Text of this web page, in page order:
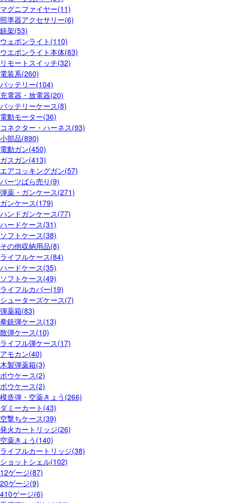
マグニファイヤー(11)
照準器アクセサリー(6)
銃架(53)
ウェポンライト(110)
ウエポンライト本体(83)
リモートスイッチ(32)
電装系(260)
バッテリー(104)
充電器・放電器(20)
バッテリーケース(8)
電動モーター(36)
コネクター・ハーネス(93)
小部品(890)
電動ガン(450)
ガスガン(413)
エアコッキングガン(57)
パーツばら売り(9)
弾薬・ガンケース(271)
ガンケース(179)
ハンドガンケース(77)
ハードケース(31)
ソフトケース(38)
その他収納用品(8)
ライフルケース(84)
ハードケース(35)
ソフトケース(49)
ライフルカバー(19)
シューターズケース(7)
弾薬箱(83)
拳銃弾ケース(13)
散弾ケース(10)
ライフル弾ケース(17)
アモカン(40)
木製弾薬箱(3)
ボウケース(2)
ボウケース(2)
模造弾・空薬きょう(266)
ダミーカート(43)
空撃ちケース(39)
発火カートリッジ(26)
空薬きょう(140)
ライフルカートリッジ(38)
ショットシェル(102)
12ゲージ(87)
20ゲージ(9)
410ゲージ(6)